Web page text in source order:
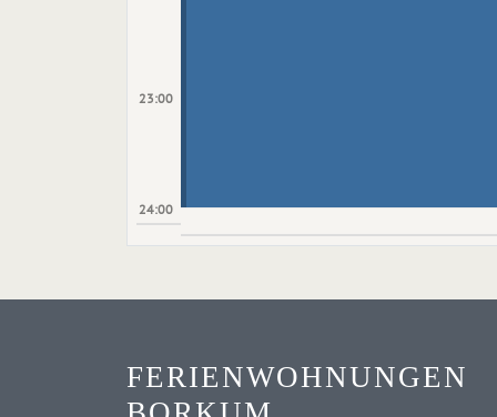
23:00
24:00
FERIENWOHNUNGEN